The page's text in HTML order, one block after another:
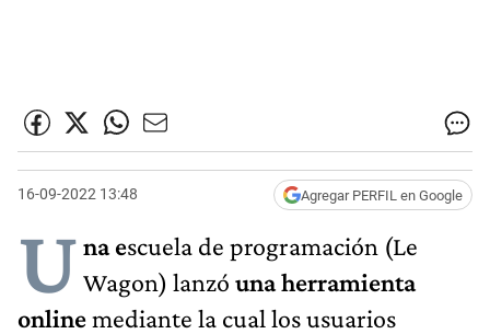
16-09-2022 13:48 Agregar PERFIL en Google
U na escuela de programación (Le
Wagon) lanzó una herramienta
onlinemediante la cual los usuarios